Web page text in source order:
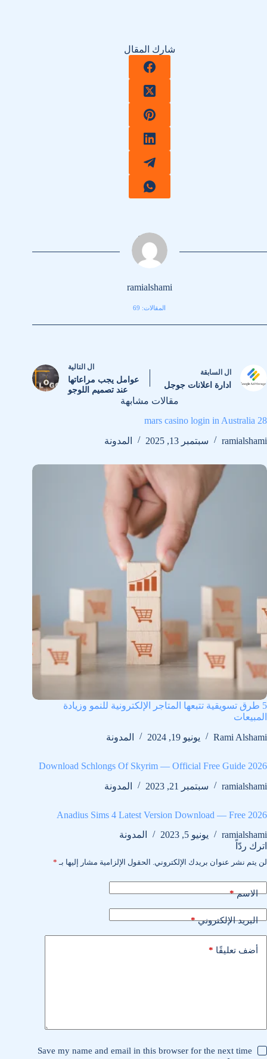
شارك المقال
ramialshami
المقالات: 69
ال السابقة
ادارة اعلانات جوجل
ال التالية
عوامل يجب مراعاتها
عند تصميم اللوجو
مقالات مشابهة
28 mars casino login in Australia
ramialshami
سبتمبر 13, 2025 المدونة
5 طرق تسويقية تتبعها المتاجر الإلكترونية للنمو وزيادة
المبيعات
Rami Alshami
يونيو 19, 2024 المدونة
Download Schlongs Of Skyrim — Official Free Guide 2026
ramialshami
سبتمبر 21, 2023 المدونة
Anadius Sims 4 Latest Version Download — Free 2026
ramialshami
يونيو 5, 2023
المدونة
اترك ردّاً
لن يتم نشر عنوان بريدك الإلكتروني. الحقول الإلزامية مشار إليها بـ *
الاسم*
البريد الإلكتروني*
أضف تعليقًا *
Save my name and email in this browser for the next time